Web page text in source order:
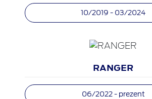
10/2019 - 03/2024
RANGER
06/2022 - prezent